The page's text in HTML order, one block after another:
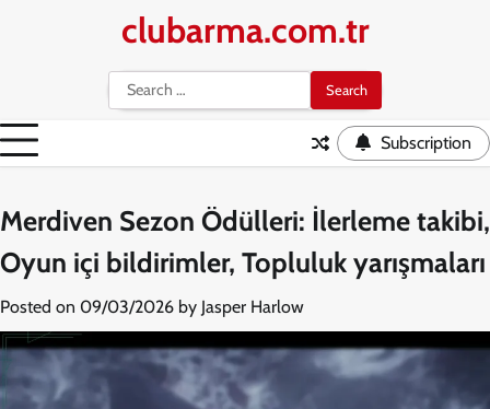
clubarma.com.tr
Search
for:
Subscription
Merdiven Sezon Ödülleri: İlerleme takibi,
Oyun içi bildirimler, Topluluk yarışmaları
Posted on 09/03/2026 by Jasper Harlow